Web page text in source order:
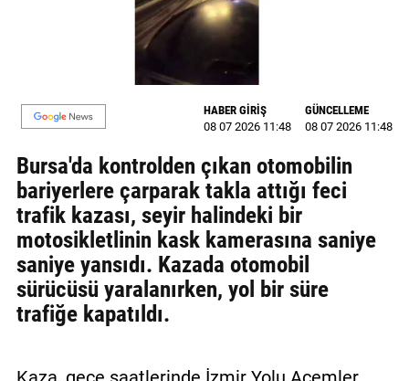
YAZARLAR
BİZE
ULAŞIN
Künye
İletişim
Gizlilik
Politikası
HABER GİRİŞ
08 07 2026 11:48
GÜNCELLEME
08 07 2026 11:48
Bursa'da kontrolden çıkan otomobilin
bariyerlere çarparak takla attığı feci
trafik kazası, seyir halindeki bir
motosikletlinin kask kamerasına saniye
saniye yansıdı. Kazada otomobil
sürücüsü yaralanırken, yol bir süre
trafiğe kapatıldı.